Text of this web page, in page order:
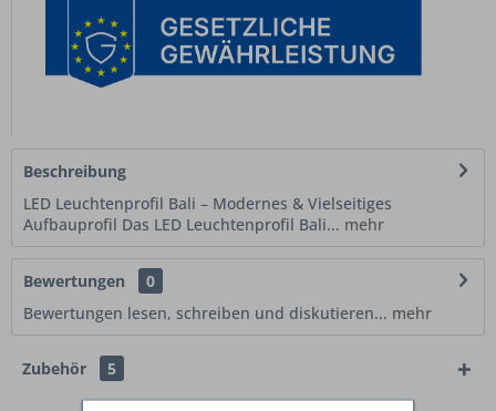
Beschreibung
LED Leuchtenprofil Bali – Modernes & Vielseitiges
Aufbauprofil Das LED Leuchtenprofil Bali... mehr
Bewertungen
0
Bewertungen lesen, schreiben und diskutieren... mehr
Zubehör 5